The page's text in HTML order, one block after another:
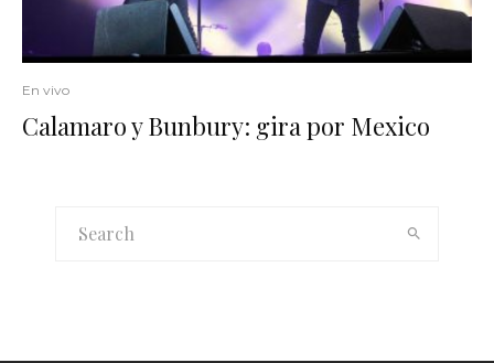
En vivo
Calamaro y Bunbury: gira por Mexico